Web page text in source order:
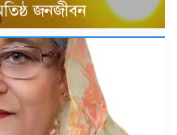
জনজীবন